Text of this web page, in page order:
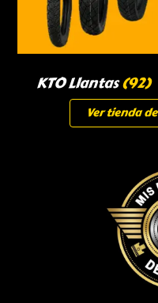
KTO Llantas(92)
Ver tienda